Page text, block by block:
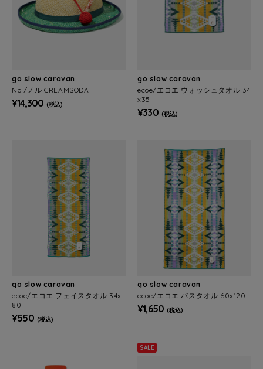
go slow caravan
Nol/ノル CREAMSODA
¥14,300 (税込)
go slow caravan
ecoe/エコエ ウォッシュタオル 34
x35
¥330 (税込)
go slow caravan
ecoe/エコエ フェイスタオル 34x
80
¥550 (税込)
go slow caravan
ecoe/エコエ バスタオル 60x120
¥1,650 (税込)
SALE